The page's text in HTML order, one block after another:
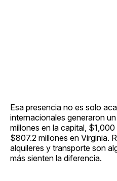
Esa presencia no es solo
internacionales generaron
millones en la capital,
$807.2 millones en Virginia.
alquileres y transporte son
más sienten la diferencia.